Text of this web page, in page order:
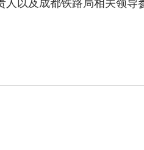
以及成都铁路局相关领导